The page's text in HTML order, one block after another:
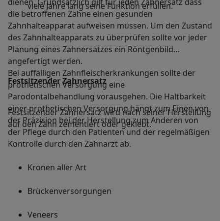
viele Jahre lang seine Funktion erfüllen.
dienen. Grundsätzlich gilt für jeden Zahnersatz dass
die betroffenen Zähne einen gesunden
Zahnhalteapparat aufweisen müssen. Um den Zustand
des Zahnhalteapparats zu überprüfen sollte vor jeder
Planung eines Zahnersatzes ein Röntgenbild
angefertigt werden.
Bei auffälligen Zahnfleischerkrankungen sollte der
prothetischen Versorgung eine
Parodontalbehandlung vorausgehen. Die Haltbarkeit
einer prothetischen Versorgung hängt zum Einen von
der Präzision bei der Herstellung zum Anderen von
der Pflege durch den Patienten und der regelmäßigen
Kontrolle durch den Zahnarzt ab.
Festsitzender Zahnersatz
Festsitzender Zahnersatz wird nach seiner Herstellung
auf den Zahn zementiert oder geklebt.
Kronen aller Art
Brückenversorgungen
Veneers